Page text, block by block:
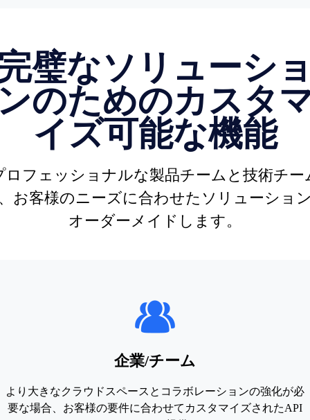
璧なソリューシ
のためのカスタ
イズ可能な機能
ロフェッショナルな製品チームと技術チー
お客様のニーズに合わせたソリューショ
オーダーメイドします。
企業/チーム
より大きなクラウドスペースとコラボレーションの強化が必
要な場合、お客様の要件に合わせてカスタマイズされたAPI